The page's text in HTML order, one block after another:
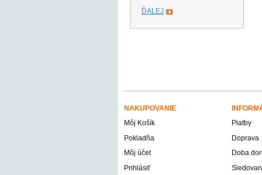
ĎALEJ
NAKUPOVANIE
Môj Košík
Platby
Pokladňa
Doprava
Môj účet
Doba
Prihlásiť